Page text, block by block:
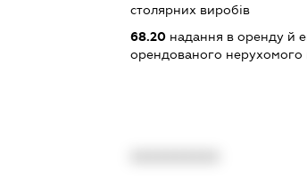
столярних виробів
68.20надання в оренду й
орендованого нерухомого